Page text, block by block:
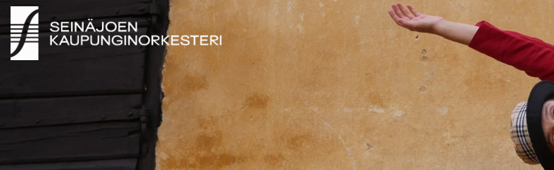
ETUSIVU
SEINÄJOEN KAUPUNGINORKESTERI 2026 © INSTAGRAM
ETUSIVU
SEINÄJOEN KAUPUNGINORKESTERI 2026 © FACEBOOK